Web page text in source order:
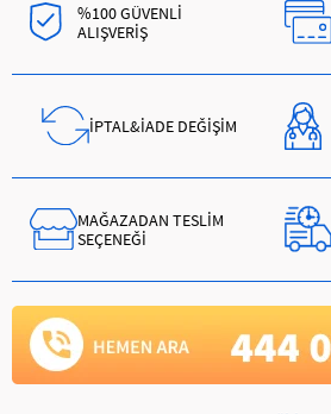
%100 GÜVENLİ
ALIŞVERİŞ
İPTAL&İADE DEĞİŞİM
MAĞAZADAN TESLİM
SEÇENEĞİ